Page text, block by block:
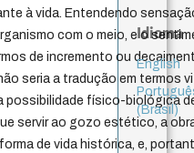
à vida. Entendendo
com o meio, e o
de incremento ou
seria a tradução em termos
possibilidade físico-biológica
servir ao gozo estético, a
de vida histórica, e,
Idioma
English
(Brasil)